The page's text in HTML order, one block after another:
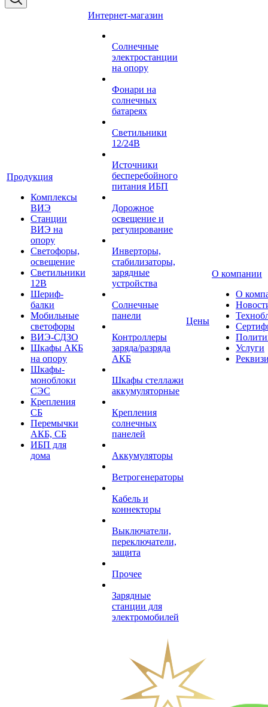
Продукция
Комплексы
ВИЭ
Станции
ВИЭ на
опору
Светофоры,
освещение
Светильники
12В
Шериф-
балки
Мобильные
светофоры
ВИЭ-СДЗО
Шкафы АКБ
на опору
Шкафы-
моноблоки
СЭС
Крепления
СБ
Перемычки
АКБ, СБ
ИБП для
дома
Интернет-магазин
Солнечные
электростанции
на опору
Фонари на
солнечных
батареях
Светильники
12/24В
Источники
бесперебойного
питания ИБП
Дорожное
освещение и
регулирование
Инверторы,
стабилизаторы,
зарядные
устройства
Солнечные
панели
Контроллеры
заряда/разряда
АКБ
Шкафы стеллажи
аккумуляторные
Крепления
солнечных
панелей
Аккумуляторы
Ветрогенераторы
Кабель и
коннекторы
Выключатели,
переключатели,
защита
Прочее
Зарядные
станции для
электромобилей
Цены
О компании
О
Услуги